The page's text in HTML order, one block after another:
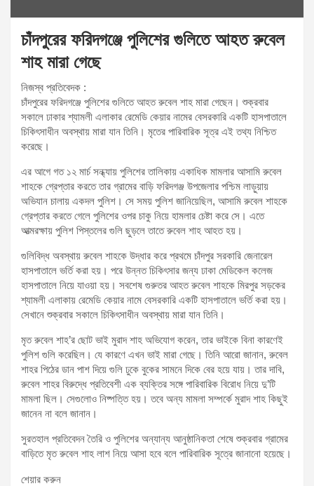
চাঁদপুরের ফরিদগঞ্জে পুলিশের গুলিতে আহত রুবেল
শাহ মারা গেছে
নিজস্ব প্রতিবেদক :
চাঁদপুরের ফরিদগঞ্জে পুলিশের গুলিতে আহত রুবেল শাহ মারা গেছেন। শুক্রবার
সকালে ঢাকার শ্যামলী এলাকার রেমেডি কেয়ার নামের বেসরকারি একটি হাসপাতালে
চিকিৎসাধীন অবস্থায় মারা যান তিনি। মৃতের পারিবারিক সূত্র এই তথ্য নিশ্চিত
করেছে।
এর আগে গত ১২ মার্চ সন্ধ্যায় পুলিশের তালিকায় একাধিক মামলার আসামি রুবেল
শাহকে গ্রেপ্তার করতে তার গ্রামের বাড়ি ফরিদগঞ্জ উপজেলার পশ্চিম লাড়ুয়ায়
অভিযান চালায় একদল পুলিশ। সে সময় পুলিশ জানিয়েছিল, আসামি রুবেল শাহকে
গ্রেপ্তার করতে গেলে পুলিশের ওপর চাকু নিয়ে হামলার চেষ্টা করে সে। এতে
আত্মরক্ষায় পুলিশ পিস্তলের গুলি ছুড়লে তাতে রুবেল শাহ আহত হয়।
গুলিবিদ্ধ অবস্থায় রুবেল শাহকে উদ্ধার করে প্রথমে চাঁদপুর সরকারি জেনারেল
হাসপাতালে ভর্তি করা হয়। পরে উন্নত চিকিৎসার জন্য ঢাকা মেডিকেল কলেজ
হাসপাতালে নিয়ে যাওয়া হয়। সবশেষ গুরুতর আহত রুবেল শাহকে মিরপুর সড়কের
শ্যামলী এলাকায় রেমেডি কেয়ার নামে বেসরকারি একটি হাসপাতালে ভর্তি করা হয়।
সেখানে শুক্রবার সকালে চিকিৎসাধীন অবস্থায় মারা যান তিনি।
মৃত রুবেল শাহ’র ছোট ভাই মুরাদ শাহ অভিযোগ করেন, তার ভাইকে বিনা কারণেই
পুলিশ গুলি করেছিল। যে কারণে এখন ভাই মারা গেছে। তিনি আরো জানান, রুবেল
শাহর পিঠের ডান পাশ দিয়ে গুলি ঢুকে বুকের সামনে দিকে বের হয়ে যায়। তার দাবি,
রুবেল শাহর বিরুদ্ধে প্রতিবেশী এক ব্যক্তির সঙ্গে পারিবারিক বিরোধ নিয়ে দু’টি
মামলা ছিল। সেগুলোও নিষ্পত্তি হয়। তবে অন্য মামলা সম্পর্কে মুরাদ শাহ কিছুই
জানেন না বলে জানান।
সুরতহাল প্রতিবেদন তৈরি ও পুলিশের অন্যান্য আনুষ্ঠানিকতা শেষে শুক্রবার গ্রামের
বাড়িতে মৃত রুবেল শাহ লাশ নিয়ে আসা হবে বলে পারিবারিক সূত্রে জানানো হয়েছে।
শেয়ার করুন